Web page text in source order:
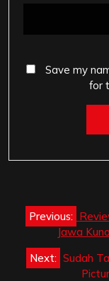
Save my
for
Post
navigation
Previous:
Jawa
Next: Sudah